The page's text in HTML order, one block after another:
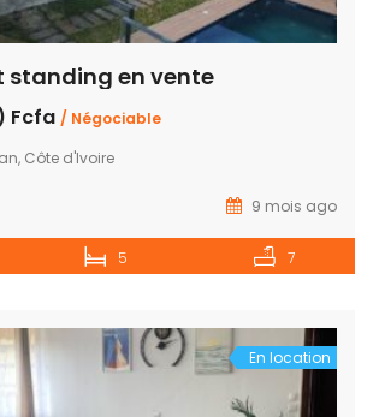
standing en vente
Fcfa / Négociable
Côte d'Ivoire
9 mois ago
5 7
En location